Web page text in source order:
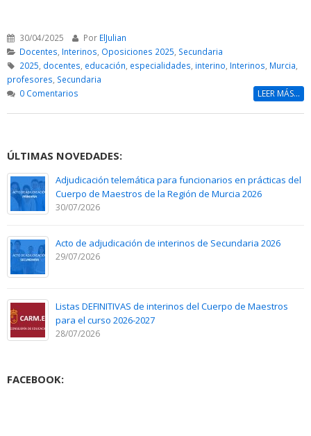
30/04/2025 Por ElJulian
Docentes Interinos Oposiciones 2025 Secundaria
2025 docentes educación especialidades interino Interinos Murcia
profesores Secundaria
0 Comentarios
LEER MÁS...
ÚLTIMAS NOVEDADES:
Adjudicación telemática para funcionarios en prácticas del
Cuerpo de Maestros de la Región de Murcia 2026
30/07/2026
Acto de adjudicación de interinos de Secundaria 2026
29/07/2026
Listas DEFINITIVAS de interinos del Cuerpo de Maestros
para el curso 2026-2027
28/07/2026
FACEBOOK: